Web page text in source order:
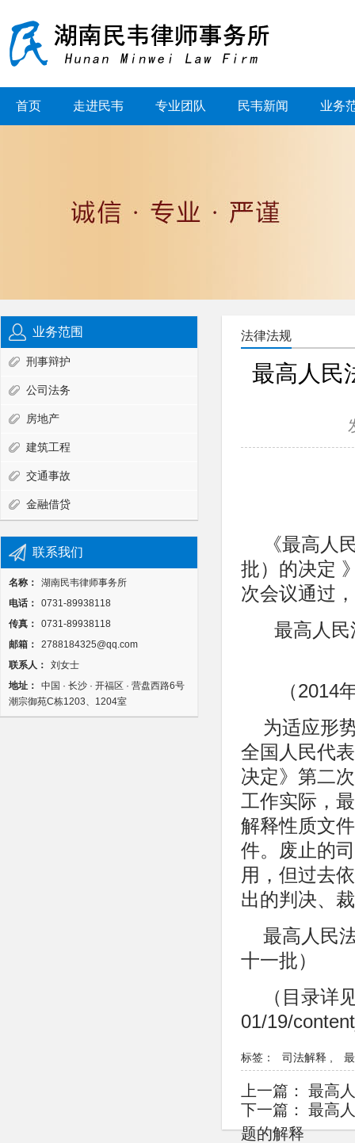
首页 走进民韦 专业团队 民韦新闻 业务
业务范围
刑事辩护
公司法务
房地产
建筑工程
交通事故
金融借贷
联系我们
名称：
湖南民韦律师事务所
电话：
0731-89938118
传真：
0731-89938118
邮箱：
2788184325@qq.com
联系人：
刘女士
地址：
中国 · 长沙 · 开福区 · 营盘西路6号
潮宗御苑C栋1203、1204室
法律法规
最高人民
《最高人
批）的决定
次会议通过
最高人
（2014
为适应形
全国人民代
决定》第二
工作实际，
解释性质文
件。废止的
用，但过去
出的判决、
最高人民
十一批）
（目录详
01/19/
标签： 司法解释
上一篇：
最高
下一篇：
最高
题的解释